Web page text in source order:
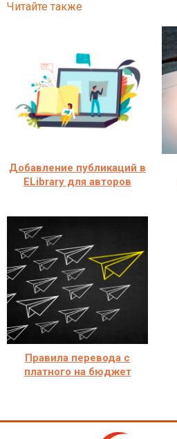
Читайте также
Добавление публикаций в
ELibrary для авторов
Правила перевода с
платного на бюджет